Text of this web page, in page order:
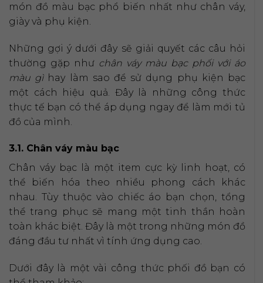
món đồ màu bạc phổ biến nhất như chân váy,
giày và phụ kiện.
Những gợi ý dưới đây sẽ giải quyết các câu hỏi
thường gặp như chân váy màu bạc phối với áo
màu gìhay làm sao để sử dụng phụ kiện bạc
một cách hiệu quả. Đây là những công thức
thực tế bạn có thể áp dụng ngay để làm mới tủ
đồ của mình.
3.1. Chân váy màu bạc
Chân váy bạc là một item cực kỳ linh hoạt, có
thể biến hóa theo nhiều phong cách khác
nhau. Tùy thuộc vào chiếc áo bạn chọn, tổng
thể trang phục sẽ mang một tinh thần hoàn
toàn khác biệt. Đây là một trong những món đồ
đáng đầu tư nhất vì tính ứng dụng cao.
Dưới đây là một vài công thức phối đồ bạn có